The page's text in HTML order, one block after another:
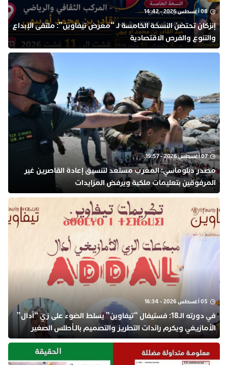
08 أغسطس 2026 - 14:42
إنزكان تحتضن النسخة الخامسة لـ “معرض تيفاوين”: ملتقى الإبداع
والتنوع والفرص الاقتصادية
07 أغسطس 2026 - 19:57
مصدر دبلوماسي: المغرب مستعد لتنسيق إعادة القاصرين غير
المرفوقين بتعليمات ملكية ويرفض المزايدات
05 أغسطس 2026 - 16:34
في دورته الـ18: فستيفال “تيفاوين” يسلط الضوء على زي “أدال”
الأمازيغي ويكرم رائدات التطريز والتصميم بالـأطلس الصغير